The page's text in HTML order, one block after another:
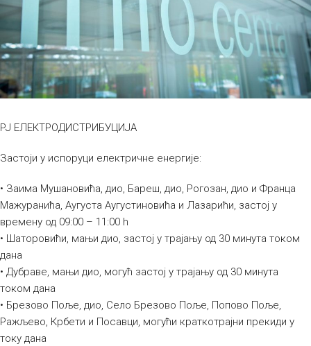
РЈ ЕЛЕКТРОДИСТРИБУЦИЈА
Застоји у испоруци електричне енергије:
• Заима Мушановића, дио, Бареш, дио, Рогозан, дио и Франца
Мажуранића, Аугуста Аугустиновића и Лазарићи, застој у
времену од 09:00 – 11:00 h
• Шаторовићи, мањи дио, застој у трајању од 30 минута током
дана
• Дубраве, мањи дио, могућ застој у трајању од 30 минута
током дана
• Брезово Поље, дио, Село Брезово Поље, Попово Поље,
Ражљево, Крбети и Посавци, могући краткотрајни прекиди у
току дана